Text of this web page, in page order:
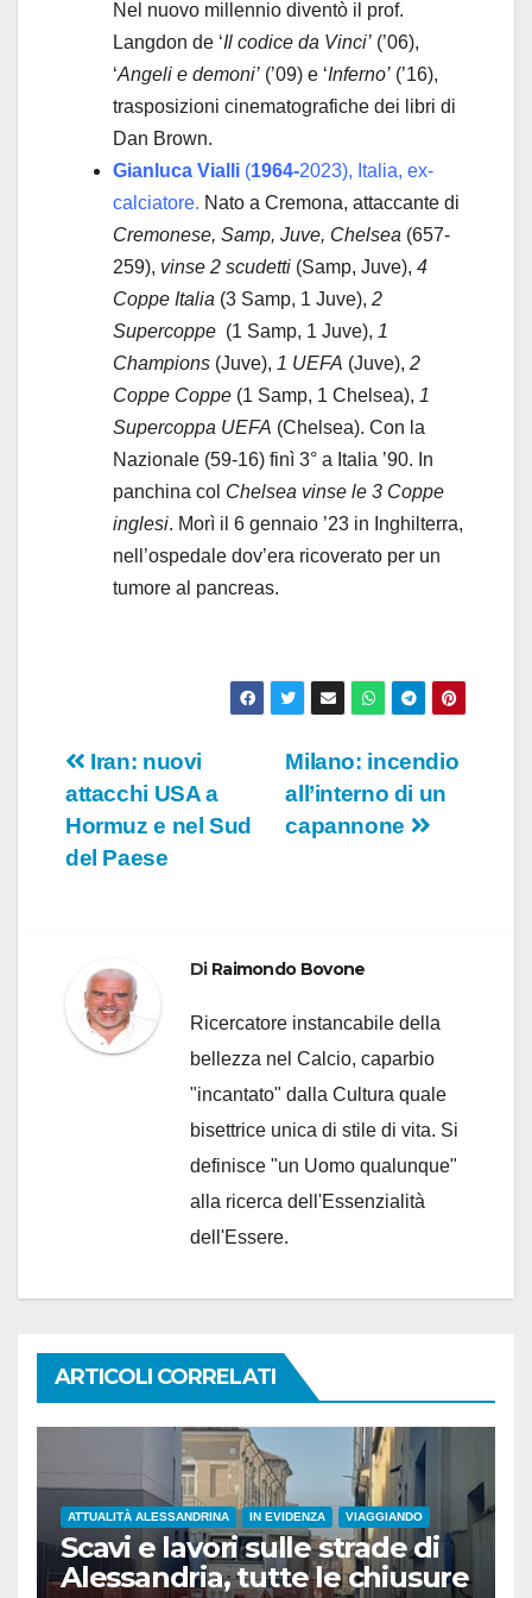
Nel nuovo millennio diventò il prof.
Langdon de ‘Il codice da Vinci’ (’06),
‘Angeli e demoni’ (’09) e ‘Inferno’ (’16),
trasposizioni cinematografiche dei libri di
Dan Brown.
Gianluca Vialli (1964-2023), Italia, ex-
calciatore. Nato a Cremona, attaccante di
Cremonese, Samp, Juve, Chelsea (657-
259), vinse 2 scudetti (Samp, Juve), 4
Coppe Italia (3 Samp, 1 Juve), 2
Supercoppe (1 Samp, 1 Juve), 1
Champions (Juve), 1 UEFA (Juve), 2
Coppe Coppe (1 Samp, 1 Chelsea), 1
Supercoppa UEFA (Chelsea). Con la
Nazionale (59-16) finì 3° a Italia ’90. In
panchina col Chelsea vinse le 3 Coppe
inglesi. Morì il 6 gennaio ’23 in Inghilterra,
nell’ospedale dov’era ricoverato per un
tumore al pancreas.
Navigazione
articoli
Milano: incendio
all’interno di un
capannone
Iran: nuovi
attacchi USA a
Hormuz e nel Sud
del Paese
Di Raimondo Bovone
Ricercatore instancabile della
bellezza nel Calcio, caparbio
"incantato" dalla Cultura quale
bisettrice unica di stile di vita. Si
definisce "un Uomo qualunque"
alla ricerca dell'Essenzialità
dell'Essere.
ARTICOLI CORRELATI
ATTUALITÀ ALESSANDRINA IN EVIDENZA VIAGGIANDO
Scavi e lavori sulle strade di
Alessandria, tutte le chiusure